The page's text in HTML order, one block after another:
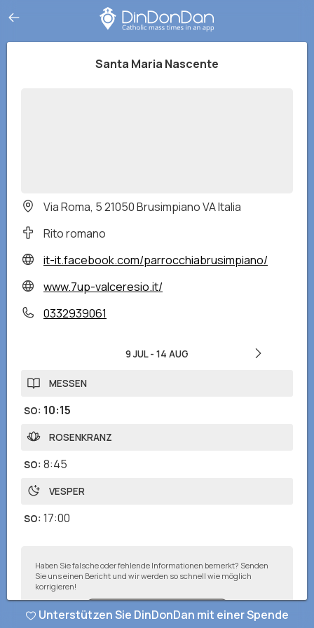
Santa Maria Nascente
Via Roma, 5 21050 Brusimpiano VA Italia
Rito romano
it-it.facebook.com/parrocchiabrusimpiano/
www.7up-valceresio.it/
0332939061
9 JUL- 14 AUG
MESSEN
SO: 10:15
ROSENKRANZ
SO: 8:45
VESPER
SO: 17:00
Haben Sie falsche oder fehlende Informationen bemerkt? Senden
Sie uns einen Bericht und wir werden so schnell wie möglich
korrigieren!
Unterstützen Sie DinDonDan mit einer Spende